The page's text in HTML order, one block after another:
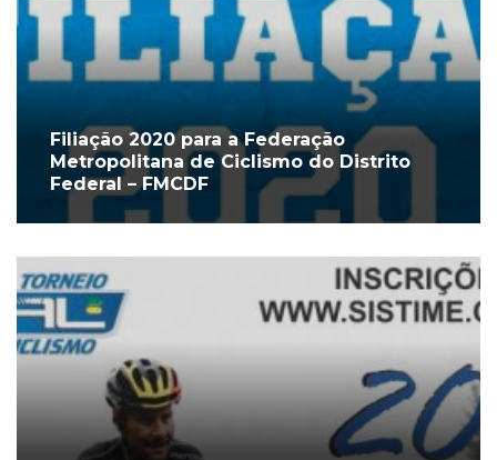
Filiação 2020 para a Federação
Metropolitana de Ciclismo do Distrito
Federal – FMCDF